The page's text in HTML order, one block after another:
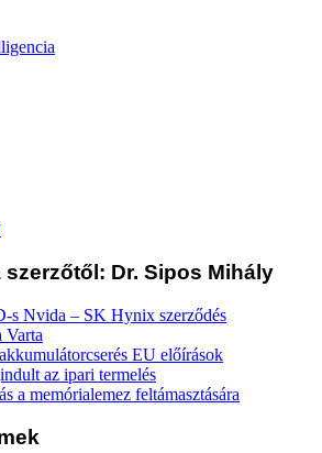
Dr. Sipos Mihály
s Nvida – SK Hynix szerződés
Varta
EU előírások
az ipari termelés
a memórialemez feltámasztására